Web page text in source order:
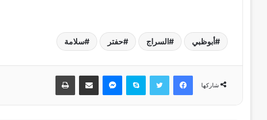
أبوظبي السراج حفتر سلامة
شاركها
فيسبوك تويتر سكايب ماسنجر مشاركة عبر البريد طباعة